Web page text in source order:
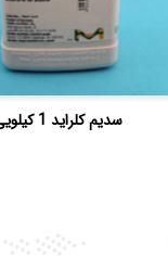
سدیم کلراید 1 کیلویی